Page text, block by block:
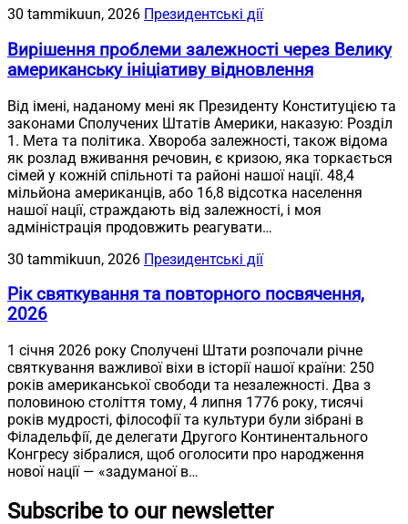
30 tammikuun, 2026 Президентські дії
Вирішення проблеми залежності через Велику
американську ініціативу відновлення
Від імені, наданому мені як Президенту Конституцією та
законами Сполучених Штатів Америки, наказую: Розділ
1. Мета та політика. Хвороба залежності, також відома
як розлад вживання речовин, є кризою, яка торкається
сімей у кожній спільноті та районі нашої нації. 48,4
мільйона американців, або 16,8 відсотка населення
нашої нації, страждають від залежності, і моя
адміністрація продовжить реагувати…
30 tammikuun, 2026 Президентські дії
Рік святкування та повторного посвячення,
2026
1 січня 2026 року Сполучені Штати розпочали річне
святкування важливої віхи в історії нашої країни: 250
років американської свободи та незалежності. Два з
половиною століття тому, 4 липня 1776 року, тисячі
років мудрості, філософії та культури були зібрані в
Філадельфії, де делегати Другого Континентального
Конгресу зібралися, щоб оголосити про народження
нової нації — «задуманої в…
Subscribe to our newsletter